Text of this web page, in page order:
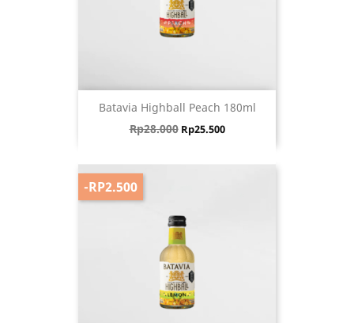
Batavia Highball Peach 180ml
Harga biasa
Rp28.000 Harga
Rp25.500
-RP2.500